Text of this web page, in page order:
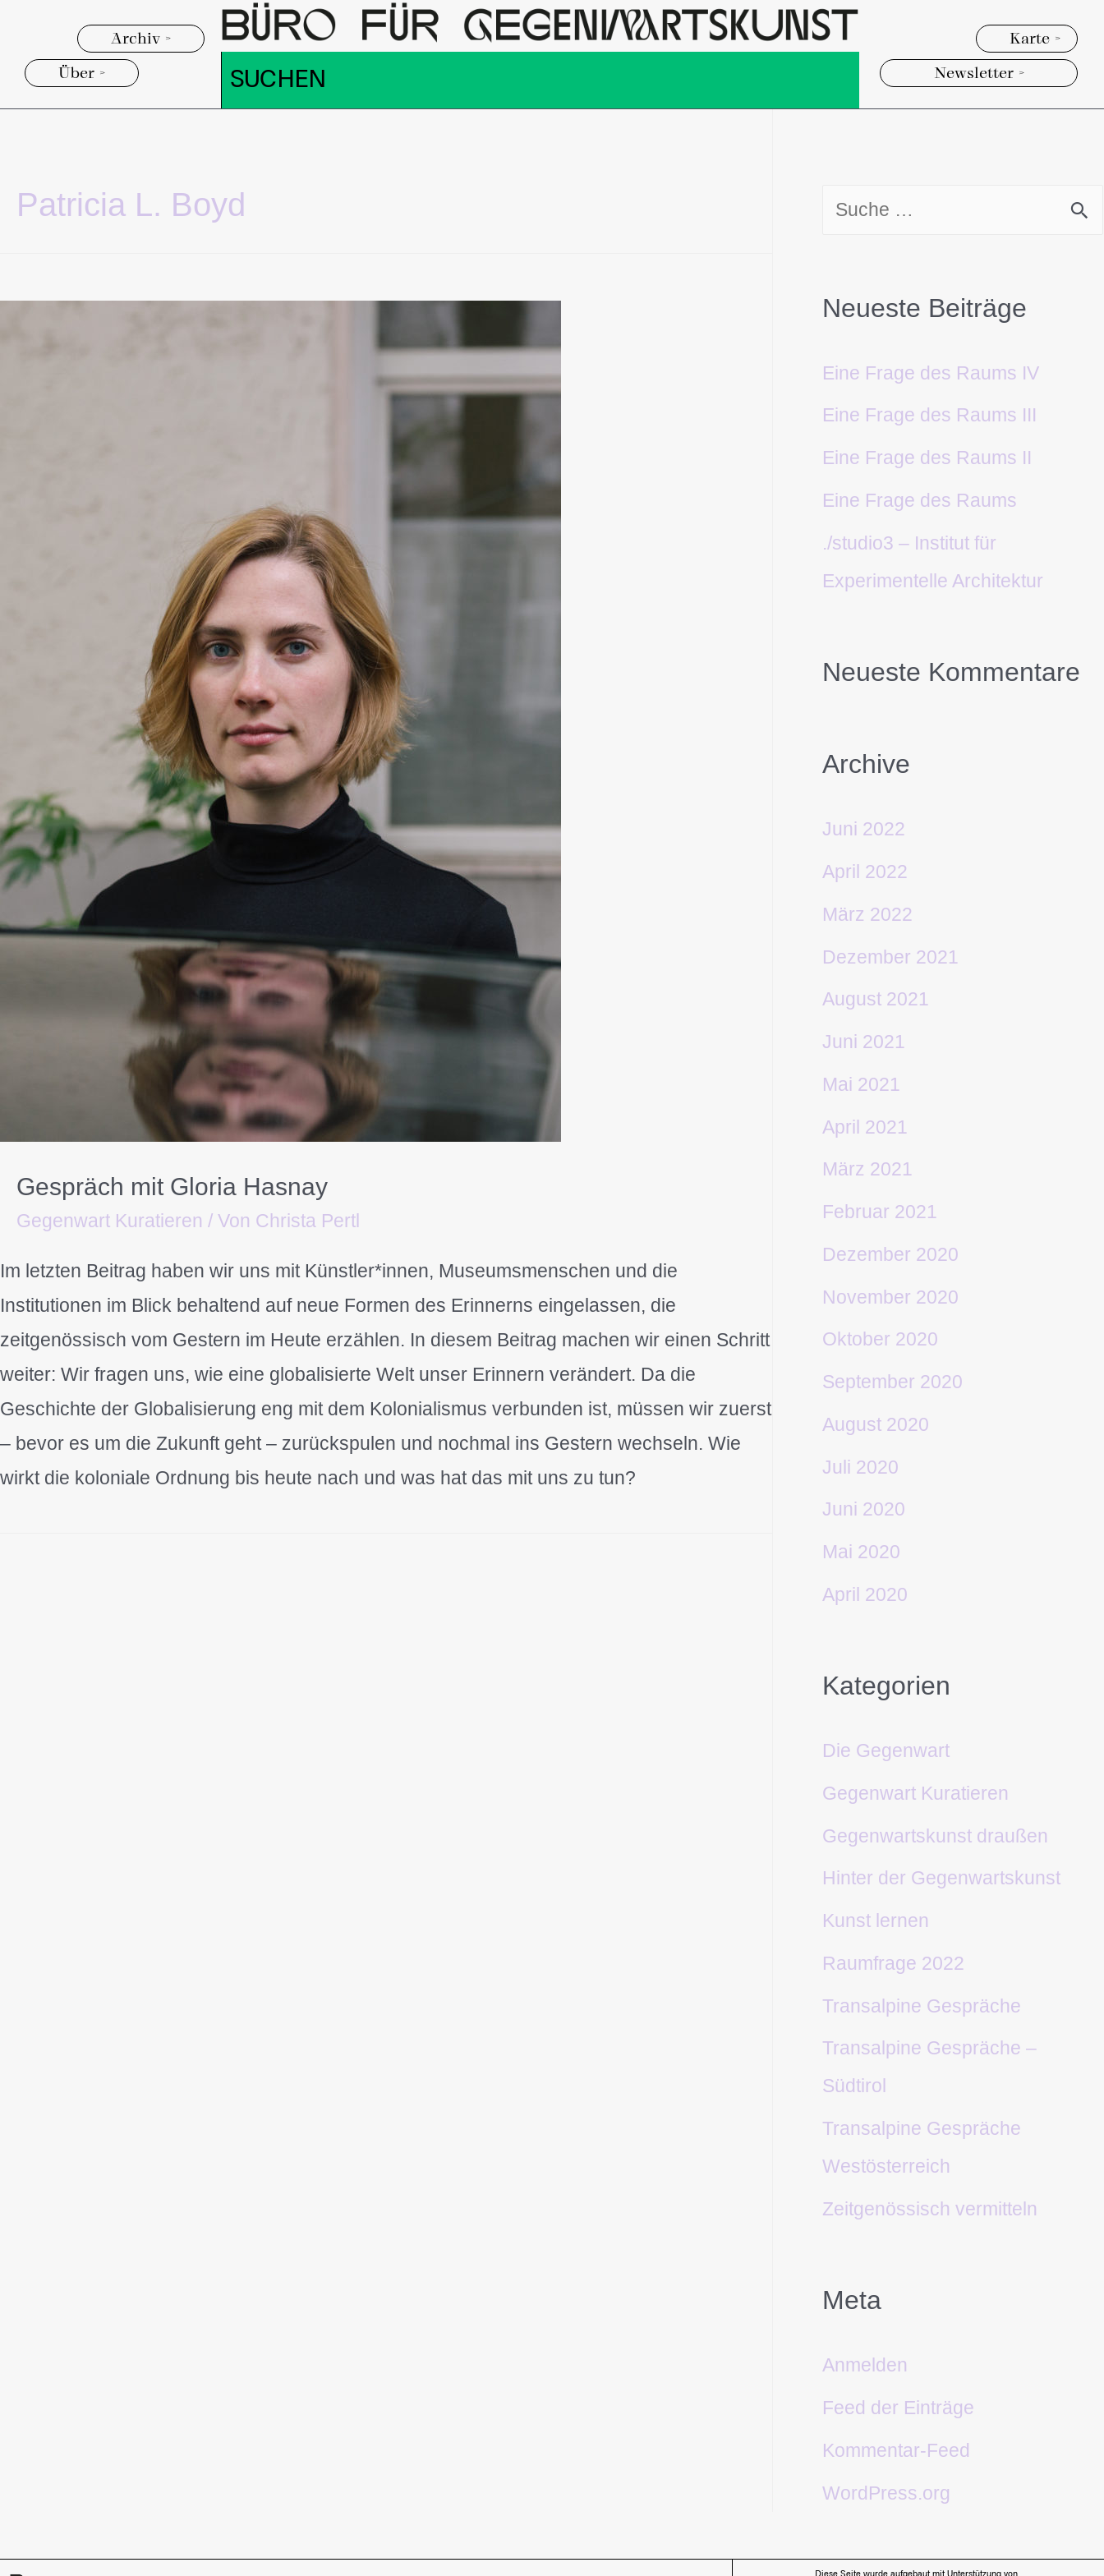
Archiv >
Über >
Karte >
Newsletter >
Patricia L. Boyd
Gespräch mit Gloria Hasnay
Gegenwart Kuratieren / Von Christa Pertl
Im letzten Beitrag haben wir uns mit Künstler*innen, Museumsmenschen und die
Institutionen im Blick behaltend auf neue Formen des Erinnerns eingelassen, die
zeitgenössisch vom Gestern im Heute erzählen. In diesem Beitrag machen wir einen Schritt
weiter: Wir fragen uns, wie eine globalisierte Welt unser Erinnern verändert. Da die
Geschichte der Globalisierung eng mit dem Kolonialismus verbunden ist, müssen wir zuerst
– bevor es um die Zukunft geht – zurückspulen und nochmal ins Gestern wechseln. Wie
wirkt die koloniale Ordnung bis heute nach und was hat das mit uns zu tun?
Neueste Beiträge
Eine Frage des Raums IV
Eine Frage des Raums III
Eine Frage des Raums II
Eine Frage des Raums
./studio3 – Institut für
Experimentelle Architektur
Neueste Kommentare
Archive
Juni 2022
April 2022
März 2022
Dezember 2021
August 2021
Juni 2021
Mai 2021
April 2021
März 2021
Februar 2021
Dezember 2020
November 2020
Oktober 2020
September 2020
August 2020
Juli 2020
Juni 2020
Mai 2020
April 2020
Kategorien
Die Gegenwart
Gegenwart Kuratieren
Gegenwartskunst draußen
Hinter der Gegenwartskunst
Kunst lernen
Raumfrage 2022
Transalpine Gespräche
Transalpine Gespräche –
Südtirol
Transalpine Gespräche
Westösterreich
Zeitgenössisch vermitteln
Meta
Anmelden
Feed der Einträge
Kommentar-Feed
WordPress.org
Diese Seite wurde aufgebaut mit Unterstützung von